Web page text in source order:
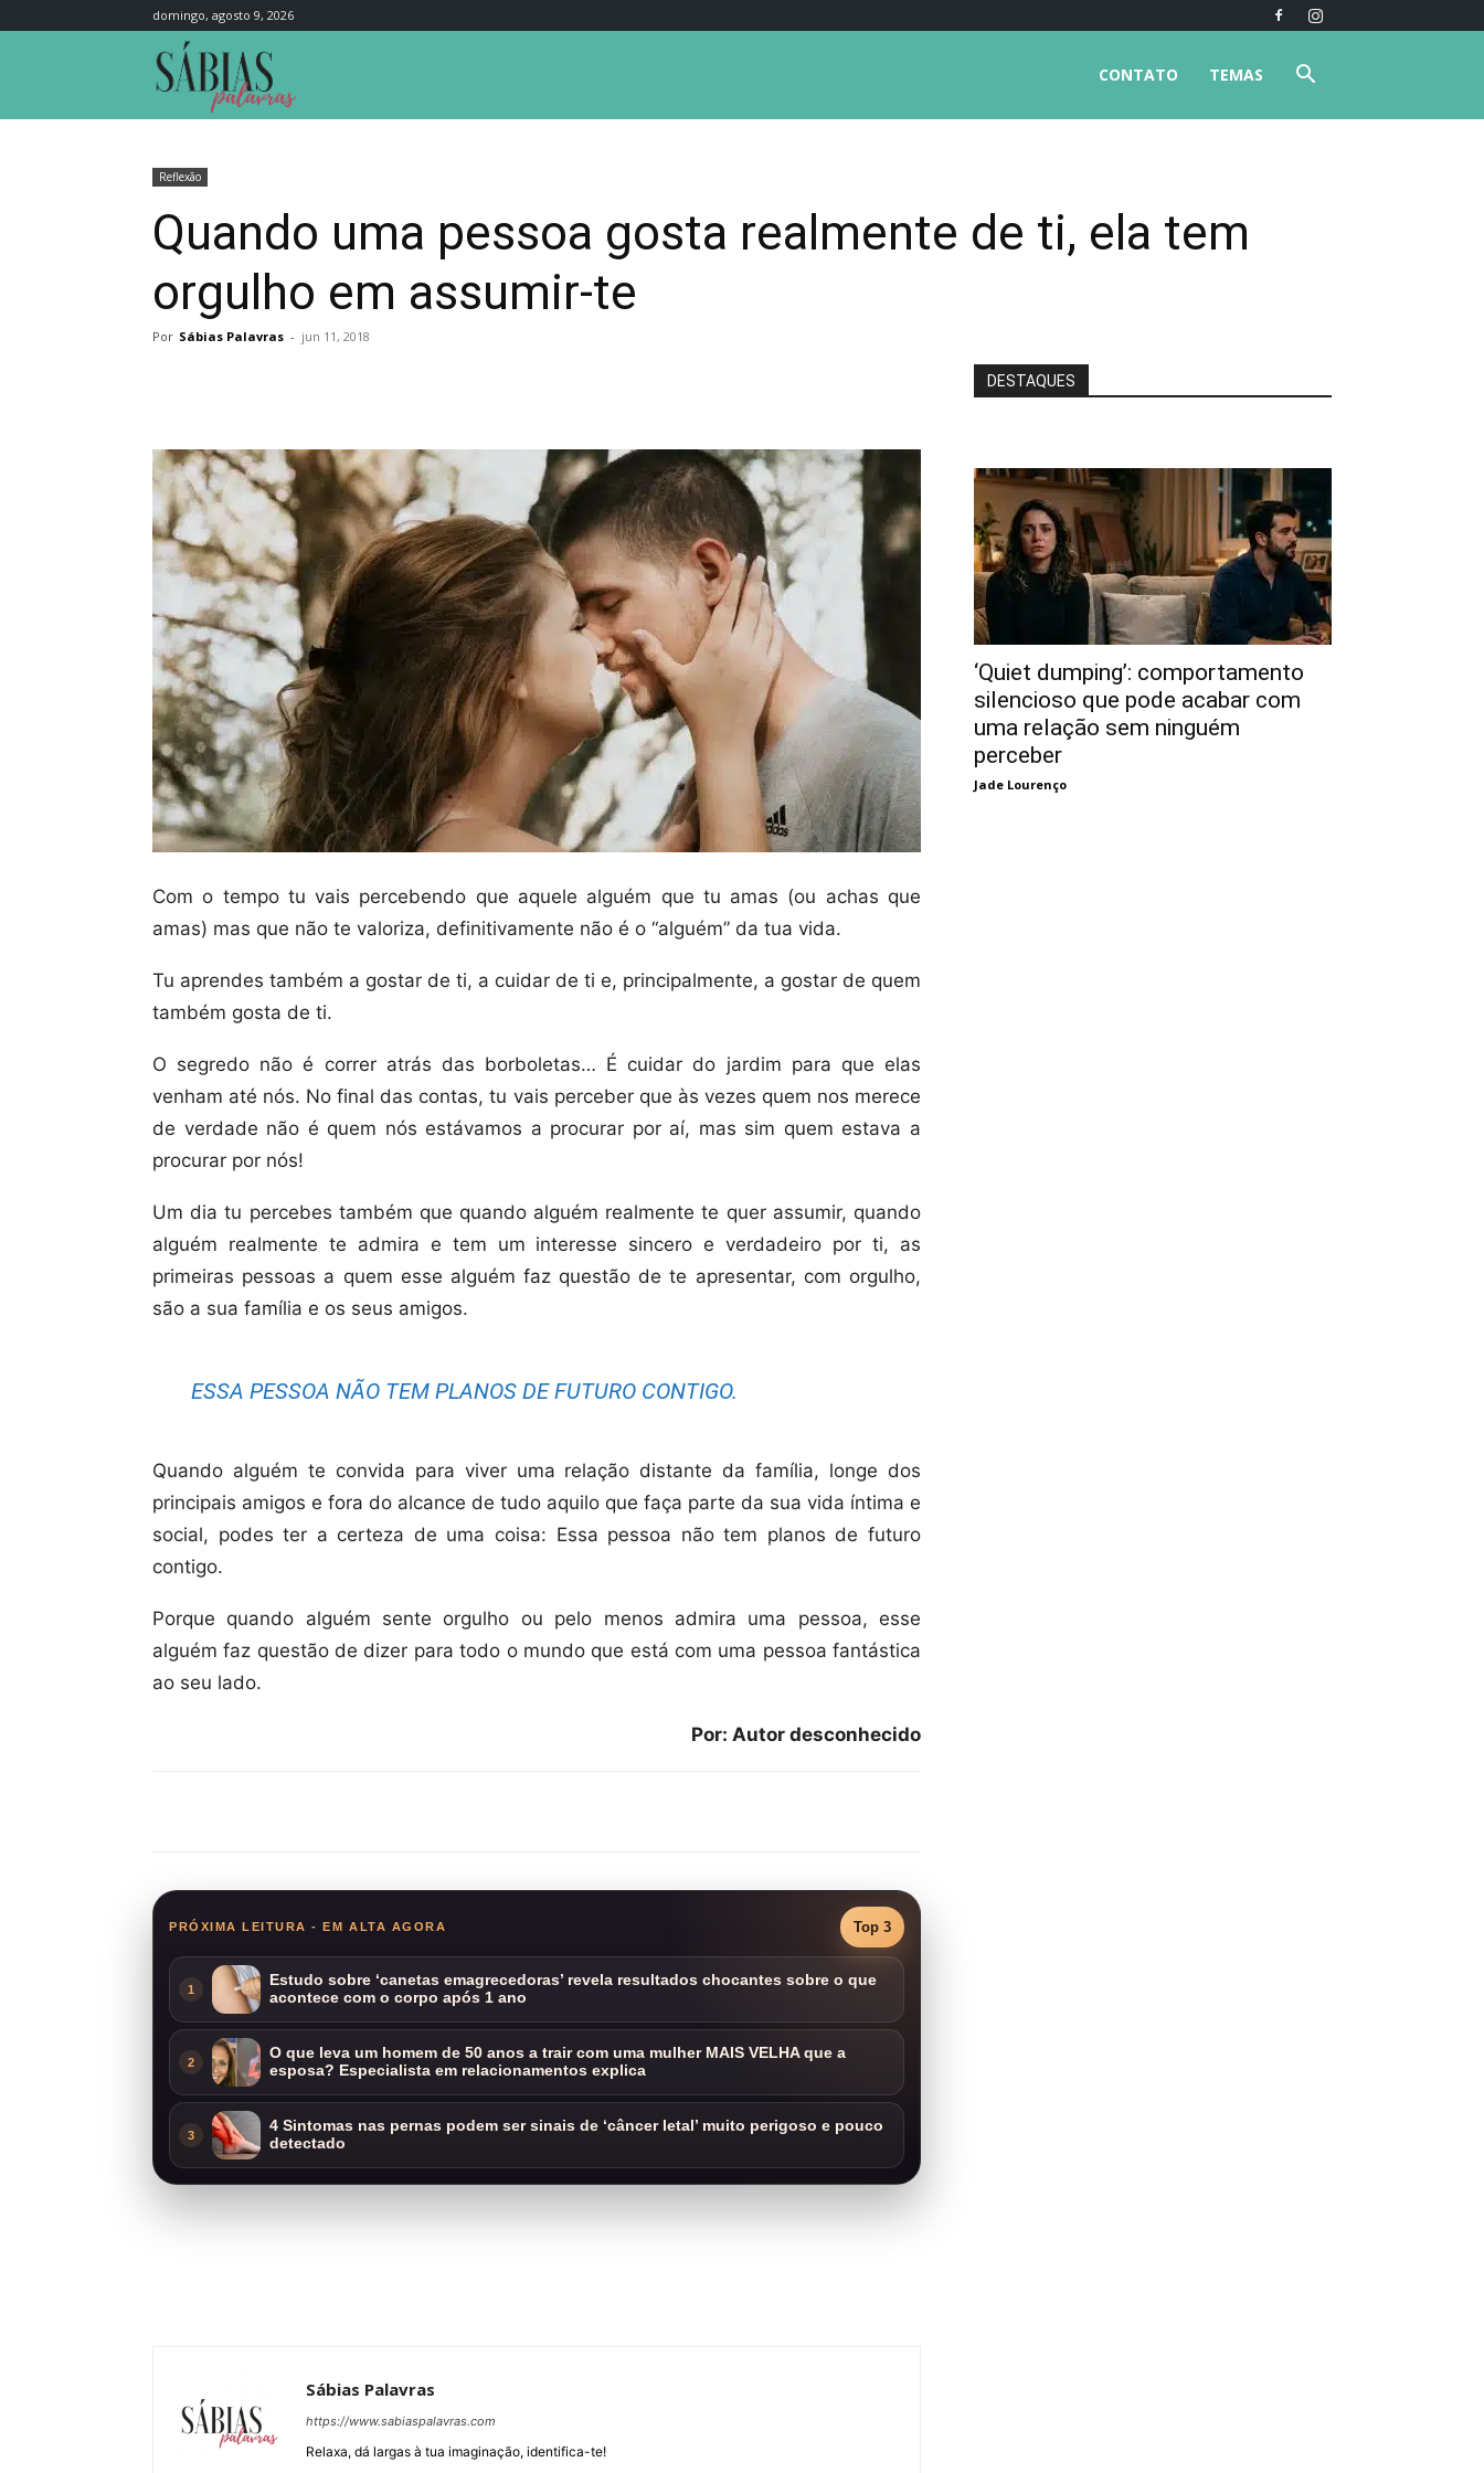
domingo, agosto 9, 2026
TEMAS
CONTATO
Reflexão
Quando uma pessoa gosta realmente de ti, ela tem
orgulho em assumir-te
Por Sábias Palavras - jun 11, 2018
Com o tempo tu vais percebendo que aquele alguém que tu amas (ou achas que
amas) mas que não te valoriza, definitivamente não é o “alguém” da tua vida.
Tu aprendes também a gostar de ti, a cuidar de ti e, principalmente, a gostar de quem
também gosta de ti.
O segredo não é correr atrás das borboletas… É cuidar do jardim para que elas
venham até nós. No final das contas, tu vais perceber que às vezes quem nos merece
de verdade não é quem nós estávamos a procurar por aí, mas sim quem estava a
procurar por nós!
Um dia tu percebes também que quando alguém realmente te quer assumir, quando
alguém realmente te admira e tem um interesse sincero e verdadeiro por ti, as
primeiras pessoas a quem esse alguém faz questão de te apresentar, com orgulho,
são a sua família e os seus amigos.
ESSA PESSOA NÃO TEM PLANOS DE FUTURO CONTIGO.
Quando alguém te convida para viver uma relação distante da família, longe dos
principais amigos e fora do alcance de tudo aquilo que faça parte da sua vida íntima e
social, podes ter a certeza de uma coisa: Essa pessoa não tem planos de futuro
contigo.
Porque quando alguém sente orgulho ou pelo menos admira uma pessoa, esse
alguém faz questão de dizer para todo o mundo que está com uma pessoa fantástica
ao seu lado.
Por: Autor desconhecido
PRÓXIMA LEITURA - EM ALTA AGORA Top 3
1
Estudo sobre ‘canetas emagrecedoras’ revela resultados chocantes sobre o que
acontece com o corpo após 1 ano
2
O que leva um homem de 50 anos a trair com uma mulher MAIS VELHA que a
esposa? Especialista em relacionamentos explica
3
4 Sintomas nas pernas podem ser sinais de ‘câncer letal’ muito perigoso e pouco
detectado
Sábias Palavras
https://www.sabiaspalavras.com
Relaxa, dá largas à tua imaginação, identifica-te!
DESTAQUES
‘Quiet dumping’: comportamento
silencioso que pode acabar com
uma relação sem ninguém
perceber
Jade Lourenço